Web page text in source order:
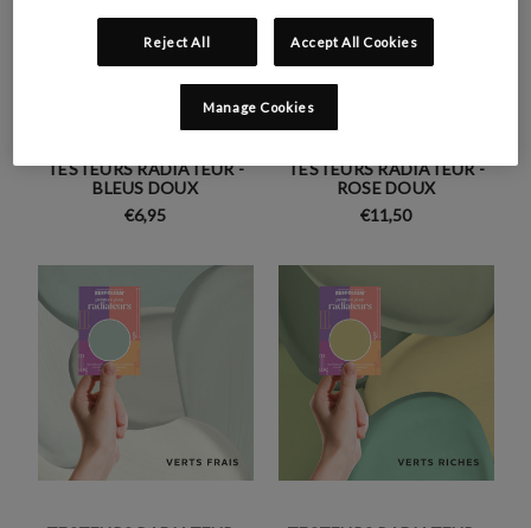
TESTEURS RADIATEUR -
BLEUS DOUX
€6,95
TESTEURS RADIATEUR -
ROSE DOUX
€11,50
Reject All Accept All Cookies
Manage Cookies